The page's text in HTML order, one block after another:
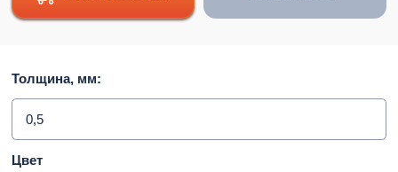
Толщина, мм:
0,5
Цвет